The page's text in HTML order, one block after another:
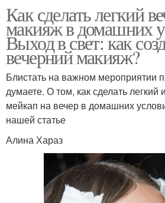
Как сделать легкий
макияж в домашних
Выход в свет: как
вечерний макияж?
Блистать на важном мероприятии
думаете. О том, как сделать
мейкап на вечер в домашних
нашей статье
Алина Хараз